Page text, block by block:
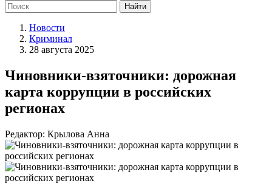
Новости
Криминал
28 августа 2025
Чиновники-взяточники: дорожная
карта коррупции в российских
регионах
Редактор: Крылова Анна